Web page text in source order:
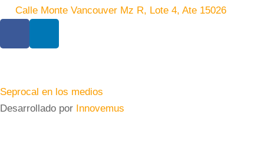
Calle Monte Vancouver Mz R, Lote 4, Ate 15026
Seprocal en los medios
Desarrollado por Innovemus